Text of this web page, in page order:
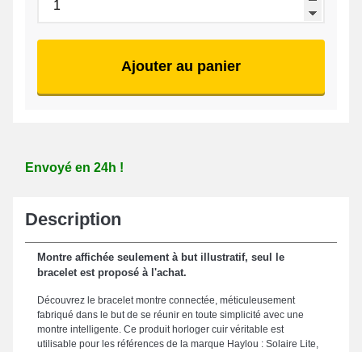
Ajouter au panier
Envoyé en 24h !
Description
Montre affichée seulement à but illustratif, seul le
bracelet est proposé à l'achat.
Découvrez le bracelet montre connectée, méticuleusement
fabriqué dans le but de se réunir en toute simplicité avec une
montre intelligente. Ce produit horloger cuir véritable est
utilisable pour les références de la marque Haylou : Solaire Lite,